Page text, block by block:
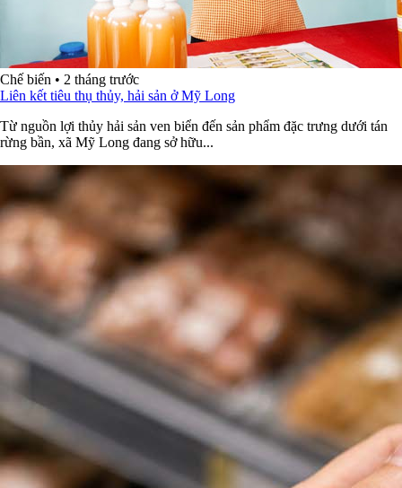
Chế biến • 2 tháng trước
Liên kết tiêu thụ thủy, hải sản ở Mỹ Long
Từ nguồn lợi thủy hải sản ven biển đến sản phẩm đặc trưng dưới tán
rừng bần, xã Mỹ Long đang sở hữu...